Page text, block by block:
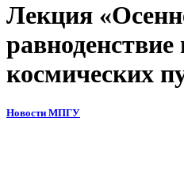
Лекция
космических
Новости МПГУ